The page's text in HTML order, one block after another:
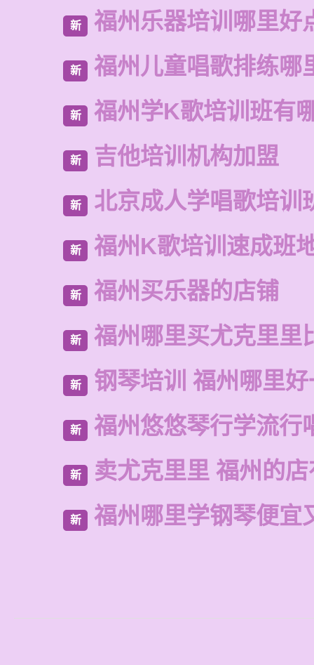
新 福州乐器培训哪里好
新 福州儿童唱歌排练哪
新 福州学K歌培训班有
新 吉他培训机构加盟
新 北京成人学唱歌培训
新 福州K歌培训速成班
新 福州买乐器的店铺
新 福州哪里买尤克里里
新 钢琴培训 福州哪里
新 福州悠悠琴行学流行
新 卖尤克里里 福州的
新 福州哪里学钢琴便宜